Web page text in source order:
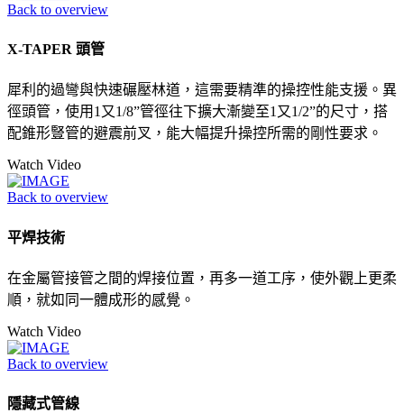
Back to overview
X-TAPER 頭管
犀利的過彎與快速碾壓林道，這需要精準的操控性能支援。異
徑頭管，使用1又1/8”管徑往下擴大漸變至1又1/2”的尺寸，搭
配錐形豎管的避震前叉，能大幅提升操控所需的剛性要求。
Watch Video
Back to overview
平焊技術
在金屬管接管之間的焊接位置，再多一道工序，使外觀上更柔
順，就如同一體成形的感覺。
Watch Video
Back to overview
隱藏式管線